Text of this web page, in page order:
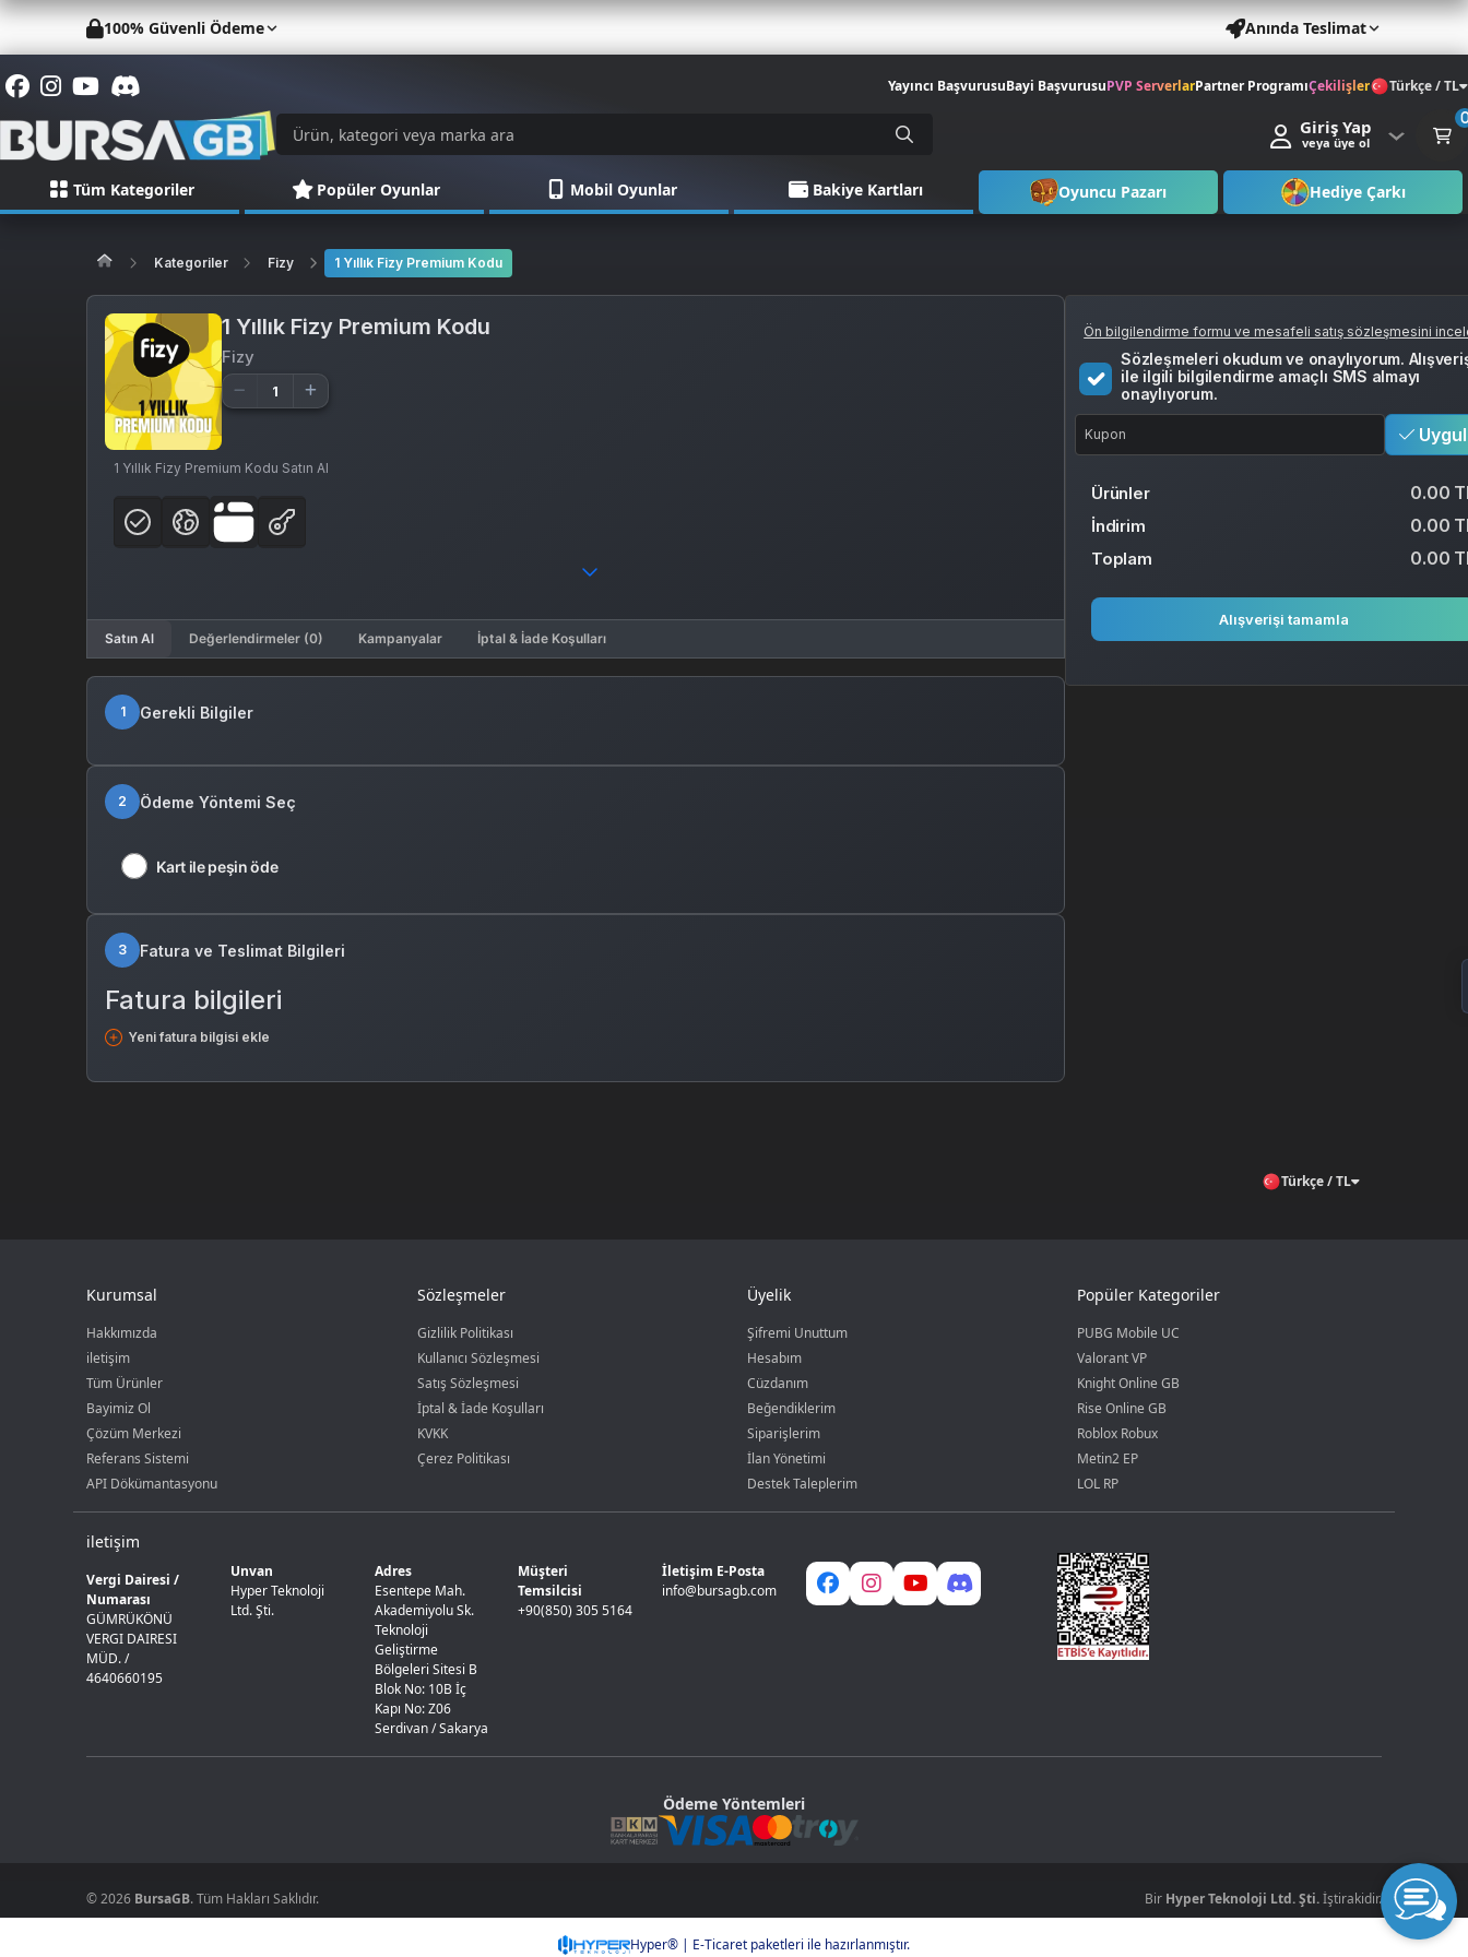
100% Güvenli Ödeme Anında Teslimat
Yayıncı BaşvurusuBayi BaşvurusuPVP ServerlarPartner ProgramıÇekilişler Türkçe / TL
Giriş Yap
veya üye ol
Tüm Kategoriler Popüler Oyunlar Mobil Oyunlar Bakiye Kartları Oyuncu Pazarı Hediye Çarkı
Kategoriler Fizy 1 Yıllık Fizy Premium Kodu
1 Yıllık Fizy Premium Kodu
Fizy
1 Yıllık Fizy Premium Kodu Satın Al
Satın Al Değerlendirmeler (0) Kampanyalar İptal & İade Koşulları
1 Gerekli Bilgiler
2 Ödeme Yöntemi Seç
Kart ile peşin öde
3 Fatura ve Teslimat Bilgileri
Fatura bilgileri
Yeni fatura bilgisi ekle
Ön bilgilendirme formu ve mesafeli satış sözleşmesini
Sözleşmeleri okudum ve onaylıyorum.
ile ilgili bilgilendirme amaçlı SMS almayı
onaylıyorum.
Ürünler 0.00
İndirim 0.00
Toplam 0.00
Alışverişi tamamla
Türkçe / TL
Kurumsal
Hakkımızda
iletişim
Tüm Ürünler
Bayimiz Ol
Çözüm Merkezi
Referans Sistemi
API Dökümantasyonu
Sözleşmeler
Gizlilik Politikası
Kullanıcı Sözleşmesi
Satış Sözleşmesi
İptal & İade Koşulları
KVKK
Çerez Politikası
Üyelik
Şifremi Unuttum
Hesabım
Cüzdanım
Beğendiklerim
Siparişlerim
İlan Yönetimi
Destek Taleplerim
Popüler Kategoriler
PUBG Mobile UC
Valorant VP
Knight Online GB
Rise Online GB
Roblox Robux
Metin2 EP
LOL RP
iletişim
Vergi Dairesi /
Numarası
GÜMRÜKÖNÜ
VERGI DAIRESI
MÜD. /
4640660195
Unvan
Hyper Teknoloji
Ltd. Şti.
Adres
Esentepe Mah.
Akademiyolu Sk.
Teknoloji
Geliştirme
Bölgeleri Sitesi B
Blok No: 10B İç
Kapı No: Z06
Serdivan / Sakarya
Müşteri
Temsilcisi
+90(850) 305 5164
İletişim E-Posta
info@bursagb.com
Ödeme Yöntemleri
© 2026 BursaGB. Tüm Hakları Saklıdır. Bir Hyper Teknoloji Ltd. Şti.İştirakidir.
Hyper® | E-Ticaret paketleri ile hazırlanmıştır.